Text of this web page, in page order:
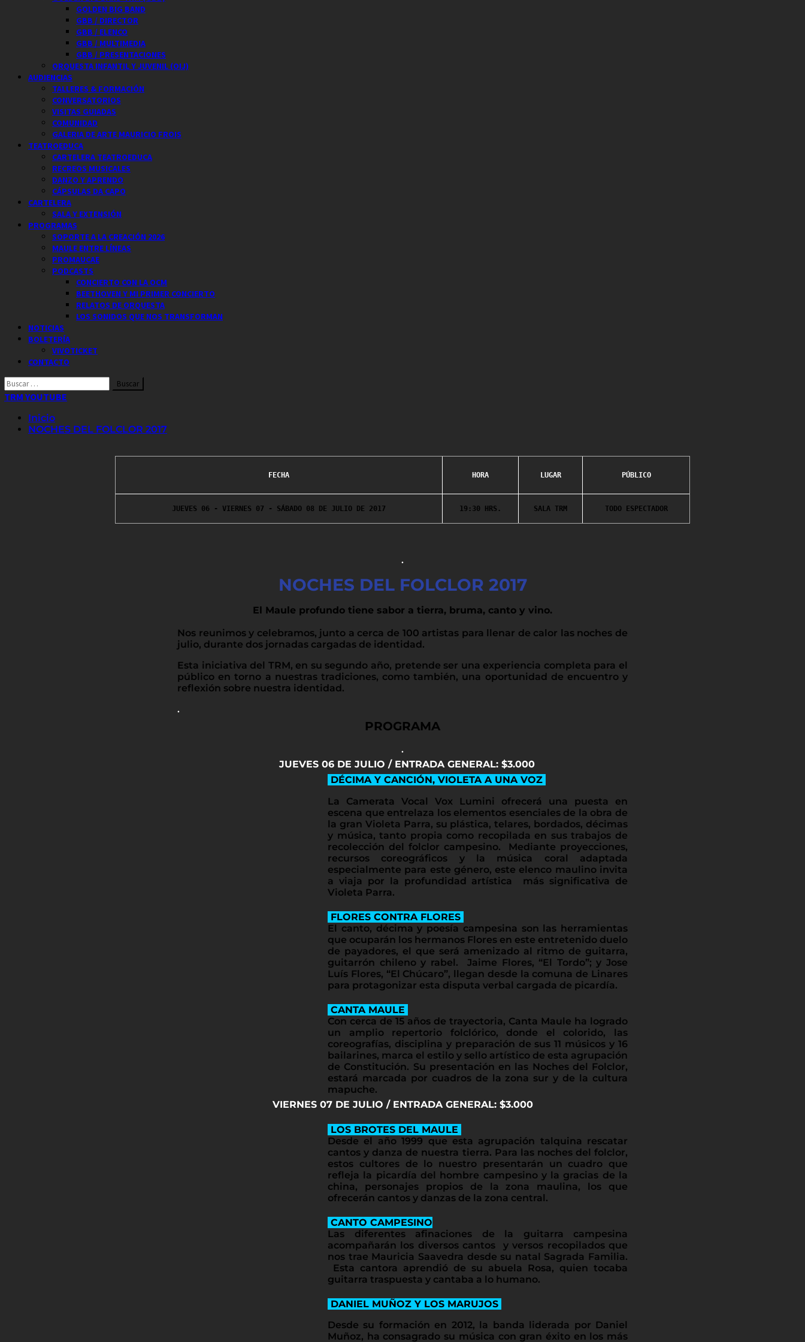
GOLDEN BIG BAND
GBB / DIRECTOR
GBB / ELENCO
GBB / MULTIMEDIA
GBB / PRESENTACIONES
ORQUESTA INFANTIL Y JUVENIL (OIJ)
AUDIENCIAS
TALLERES & FORMACIÓN
CONVERSATORIOS
VISITAS GUIADAS
COMUNIDAD
GALERIA DE ARTE MAURICIO FROIS
TEATROEDUCA
CARTELERA TEATROEDUCA
RECREOS MUSICALES
DANZO Y APRENDO
CÁPSULAS DA CAPO
CARTELERA
SALA Y EXTENSIÓN
PROGRAMAS
SOPORTE A LA CREACIÓN 2026
MAULE ENTRE LÍNEAS
PROMAUCAE
PODCASTS
CONCIERTO CON LA OCM
BEETHOVEN Y MI PRIMER CONCIERTO
RELATOS DE ORQUESTA
LOS SONIDOS QUE NOS TRANSFORMAN
NOTICIAS
BOLETERÍA
VIVOTICKET
CONTACTO
Buscar
por:
TRM YOUTUBE
Inicio
NOCHES DEL FOLCLOR 2017
FECHA HORA LUGAR PÚBLICO
JUEVES 06 - VIERNES 07 - SÁBADO 08 DE JULIO DE 2017 19:30 HRS. SALA TRM TODO ESPECTADOR
.
NOCHES DEL FOLCLOR 2017
El Maule profundo tiene sabor a tierra, bruma, canto y vino.
Nos reunimos y celebramos, junto a cerca de 100 artistas para llenar de calor las noches de
julio, durante dos jornadas cargadas de identidad.
Esta iniciativa del TRM, en su segundo año, pretende ser una experiencia completa para el
público en torno a nuestras tradiciones, como también, una oportunidad de encuentro y
reflexión sobre nuestra identidad.
.
PROGRAMA
.
JUEVES 06 DE JULIO / ENTRADA GENERAL: $3.000
DÉCIMA Y CANCIÓN, VIOLETA A UNA VOZ
La Camerata Vocal Vox Lumini ofrecerá una puesta en
escena que entrelaza los elementos esenciales de la obra de
la gran Violeta Parra, su plástica, telares, bordados, décimas
y música, tanto propia como recopilada en sus trabajos de
recolección del folclor campesino. Mediante proyecciones,
recursos coreográficos y la música coral adaptada
especialmente para este género, este elenco maulino invita
a viaja por la profundidad artística más significativa de
Violeta Parra.
FLORES CONTRA FLORES
El canto, décima y poesía campesina son las herramientas
que ocuparán los hermanos Flores en este entretenido duelo
de payadores, el que será amenizado al ritmo de guitarra,
guitarrón chileno y rabel. Jaime Flores, “El Tordo”; y Jose
Luís Flores, “El Chúcaro”, llegan desde la comuna de Linares
para protagonizar esta disputa verbal cargada de picardía.
CANTA MAULE
Con cerca de 15 años de trayectoria, Canta Maule ha logrado
un amplio repertorio folclórico, donde el colorido, las
coreografías, disciplina y preparación de sus 11 músicos y 16
bailarines, marca el estilo y sello artístico de esta agrupación
de Constitución. Su presentación en las Noches del Folclor,
estará marcada por cuadros de la zona sur y de la cultura
mapuche.
VIERNES 07 DE JULIO / ENTRADA GENERAL: $3.000
LOS BROTES DEL MAULE
Desde el año 1999 que esta agrupación talquina rescatar
cantos y danza de nuestra tierra. Para las noches del folclor,
estos cultores de lo nuestro presentarán un cuadro que
refleja la picardía del hombre campesino y la gracias de la
china, personajes propios de la zona maulina, los que
ofrecerán cantos y danzas de la zona central.
CANTO CAMPESINO
Las diferentes afinaciones de la guitarra campesina
acompañarán los diversos cantos y versos recopilados que
nos trae Mauricia Saavedra desde su natal Sagrada Familia.
Esta cantora aprendió de su abuela Rosa, quien tocaba
guitarra traspuesta y cantaba a lo humano.
DANIEL MUÑOZ Y LOS MARUJOS
Desde su formación en 2012, la banda liderada por Daniel
Muñoz, ha consagrado su música con gran éxito en los más